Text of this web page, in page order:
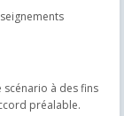
à des fins
préalable.